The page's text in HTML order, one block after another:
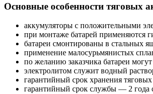
Основные особенности тяговых
аккумуляторы с положительными
при монтаже батарей применяются
батареи смонтированы в стальных
применение малосурьмянистых
по желанию заказчика батареи
электролитом служит водный
гарантийный срок хранения
гарантийный срок службы — 2 года